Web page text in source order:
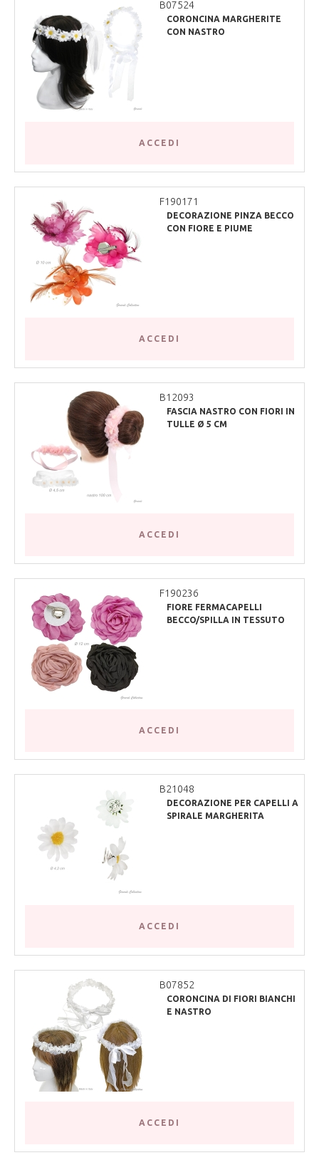
B07524
CORONCINA MARGHERITE
CON NASTRO
ACCEDI
F190171
DECORAZIONE PINZA BECCO
CON FIORE E PIUME
ACCEDI
B12093
FASCIA NASTRO CON FIORI IN
TULLE Ø 5 CM
ACCEDI
F190236
FIORE FERMACAPELLI
BECCO/SPILLA IN TESSUTO
ACCEDI
B21048
DECORAZIONE PER CAPELLI A
SPIRALE MARGHERITA
ACCEDI
B07852
CORONCINA DI FIORI BIANCHI
E NASTRO
ACCEDI